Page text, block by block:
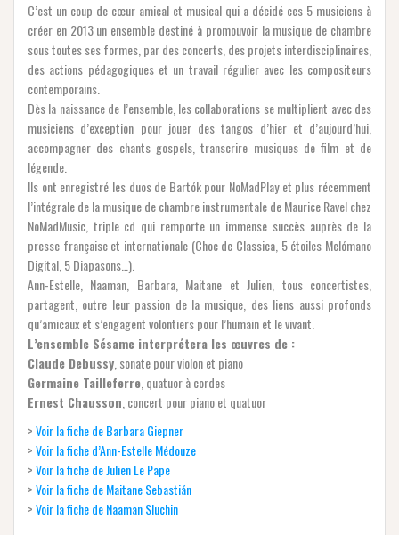
C’est un coup de cœur amical et musical qui a décidé ces 5 musiciens à
créer en 2013 un ensemble destiné à promouvoir la musique de chambre
sous toutes ses formes, par des concerts, des projets interdisciplinaires,
des actions pédagogiques et un travail régulier avec les compositeurs
contemporains.
Dès la naissance de l’ensemble, les collaborations se multiplient avec des
musiciens d’exception pour jouer des tangos d’hier et d’aujourd’hui,
accompagner des chants gospels, transcrire musiques de film et de
légende.
Ils ont enregistré les duos de Bartók pour NoMadPlay et plus récemment
l’intégrale de la musique de chambre instrumentale de Maurice Ravel chez
NoMadMusic, triple cd qui remporte un immense succès auprès de la
presse française et internationale (Choc de Classica, 5 étoiles Melómano
Digital, 5 Diapasons…).
Ann-Estelle, Naaman, Barbara, Maitane et Julien, tous concertistes,
partagent, outre leur passion de la musique, des liens aussi profonds
qu’amicaux et s’engagent volontiers pour l’humain et le vivant.
L’ensemble Sésame interprétera les œuvres de :
Claude Debussy, sonate pour violon et piano
Germaine Tailleferre, quatuor à cordes
Ernest Chausson, concert pour piano et quatuor
>Voir la fiche de Barbara Giepner
>Voir la fiche d’Ann-Estelle Médouze
>Voir la fiche de Julien Le Pape
>Voir la fiche de Maitane Sebastián
>Voir la fiche de Naaman Sluchin